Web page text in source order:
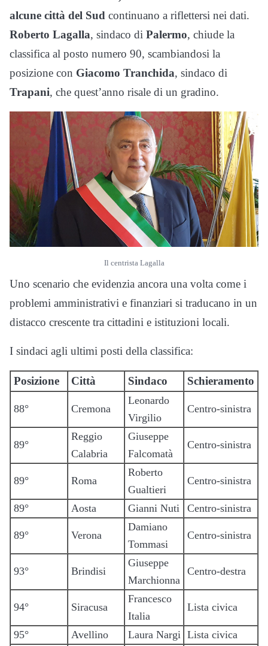
alcune città del Sud continuano a riflettersi nei dati.
Roberto Lagalla, sindaco di Palermo, chiude la
classifica al posto numero 90, scambiandosi la
posizione con Giacomo Tranchida, sindaco di
Trapani, che quest’anno risale di un gradino.
Il centrista Lagalla
Uno scenario che evidenzia ancora una volta come i
problemi amministrativi e finanziari si traducano in un
distacco crescente tra cittadini e istituzioni locali.
I sindaci agli ultimi posti della classifica:
Posizione Città Sindaco Schieramento
88° Cremona
Leonardo
Virgilio
Centro-sinistra
89°
Reggio
Calabria
Giuseppe
Falcomatà
Centro-sinistra
89° Roma
Roberto
Gualtieri
Centro-sinistra
89° Aosta Gianni Nuti Centro-sinistra
89° Verona
Damiano
Tommasi
Centro-sinistra
93° Brindisi
Giuseppe
Marchionna
Centro-destra
94° Siracusa
Francesco
Italia
Lista civica
95° Avellino Laura Nargi Lista civica